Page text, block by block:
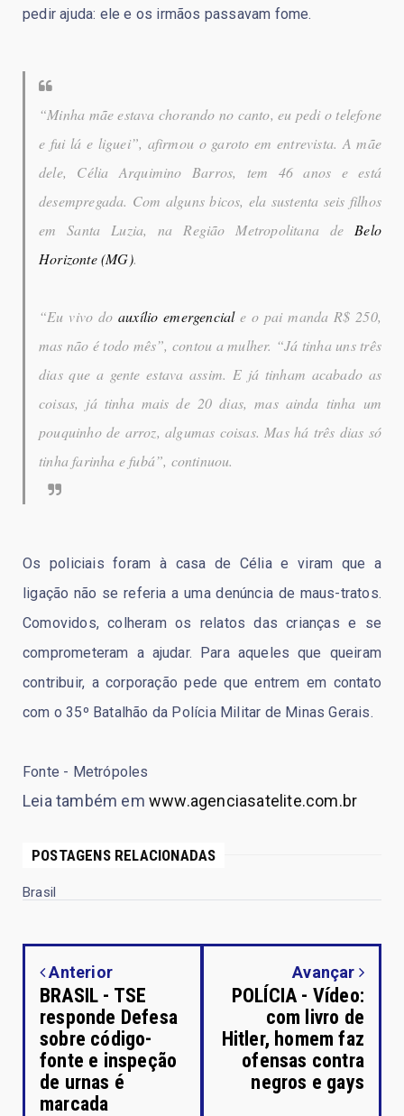
pedir ajuda: ele e os irmãos passavam fome.
“Minha mãe estava chorando no canto, eu pedi o telefone
e fui lá e liguei”, afirmou o garoto em entrevista. A mãe
dele, Célia Arquimino Barros, tem 46 anos e está
desempregada. Com alguns bicos, ela sustenta seis filhos
em Santa Luzia, na Região Metropolitana de Belo
Horizonte(MG).
“Eu vivo doauxílio emergenciale o pai manda R$ 250,
mas não é todo mês”, contou a mulher. “Já tinha uns três
dias que a gente estava assim. E já tinham acabado as
coisas, já tinha mais de 20 dias, mas ainda tinha um
pouquinho de arroz, algumas coisas. Mas há três dias só
tinha farinha e fubá”, continuou.
Os policiais foram à casa de Célia e viram que a
ligação não se referia a uma denúncia de maus-tratos.
Comovidos, colheram os relatos das crianças e se
comprometeram a ajudar. Para aqueles que queiram
contribuir, a corporação pede que entrem em contato
com o 35º Batalhão da Polícia Militar de Minas Gerais.
Fonte - Metrópoles
Leia também em www.agenciasatelite.com.br
POSTAGENS RELACIONADAS
Brasil
Anterior
BRASIL - TSE
responde Defesa
sobre código-
fonte e inspeção
de urnas é
marcada
Avançar
POLÍCIA - Vídeo:
com livro de
Hitler, homem faz
ofensas contra
negros e gays